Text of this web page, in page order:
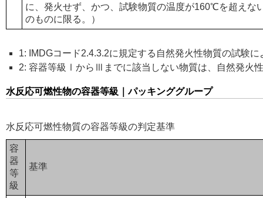
に、発火せず、かつ、試験物質の温度が160℃を超えな
のものに限る。）
1: IMDGコード2.4.3.2に規定する自然発火性物質の試験
2: 容器等級ⅠからⅢまでに該当しない物質は、自然発火
水反応可燃性物の容器等級｜パッキンググループ
水反応可燃性物質の容器等級の判定基準
容
器
等
級
基準